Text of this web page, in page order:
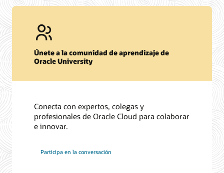
Únete a la comunidad de aprendizaje de
Oracle University
Conecta con expertos, colegas y
profesionales de Oracle Cloud para colaborar
e innovar.
Participa en la conversación